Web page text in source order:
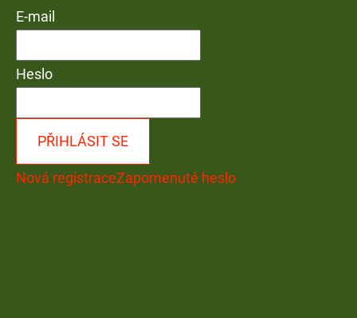
E-mail
Heslo
PŘIHLÁSIT SE
Nová registraceZapomenuté heslo